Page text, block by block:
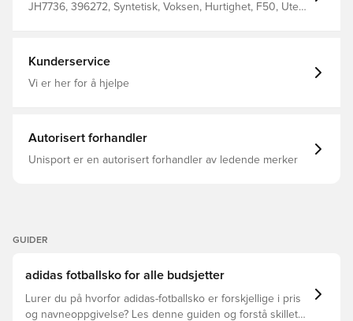
pace on fmultiple surfaces. Regular fit Laceless
JH7736, 396272, Syntetisk, Voksen, Hurtighet, F50, Uten
Kunderservice
Vi er her for å hjelpe
Autorisert forhandler
Unisport er en autorisert forhandler av ledende merker
GUIDER
adidas fotballsko for alle budsjetter
Lurer du på hvorfor adidas-fotballsko er forskjellige i pris
og navneoppgivelse? Les denne guiden og forstå skillet